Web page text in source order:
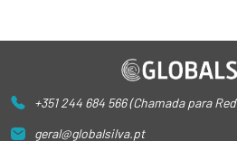
+351 244 684 566 (Chamada para
geral@globalsilva.pt